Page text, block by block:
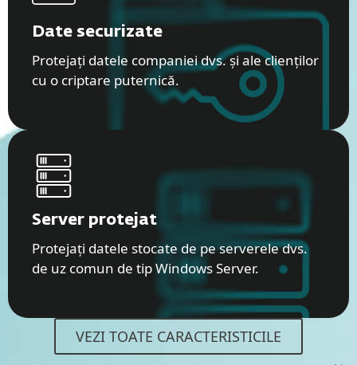
Date securizate
Protejați datele companiei dvs. și ale clienților
cu o criptare puternică.
Server protejat
Protejați datele stocate de pe serverele dvs.
de uz comun de tip Windows Server.
VEZI TOATE CARACTERISTICILE